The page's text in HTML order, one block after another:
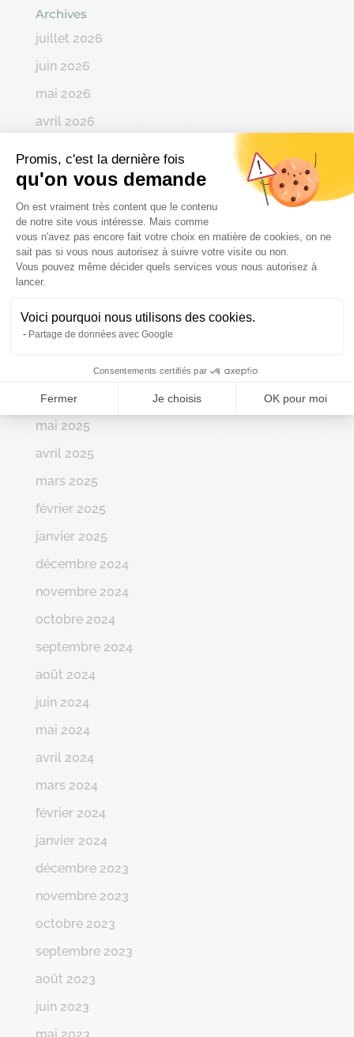
Promis, c'est la dernière fois
qu'on vous demande
Plateforme de Gestion du
On est vraiment très content que le contenu
de notre site vous intéresse. Mais comme
vous n'avez pas encore fait votre choix en matière de cookies, on ne
sait pas si vous nous autorisez à suivre votre visite ou non.
Vous pouvez même décider quels services vous nous autorisez à
lancer.
Voici pourquoi nous utilisons des cookies.
Partage de données avec Google
Consentements certifiés par
Fermer Je choisis OK pour moi
Axeptio consent
Archives
juillet 2026
juin 2026
mai 2026
avril 2026
février 2026
janvier 2026
décembre 2025
novembre 2025
octobre 2025
septembre 2025
août 2025
juillet 2025
juin 2025
mai 2025
avril 2025
mars 2025
février 2025
janvier 2025
décembre 2024
novembre 2024
octobre 2024
septembre 2024
août 2024
juin 2024
mai 2024
avril 2024
mars 2024
février 2024
janvier 2024
décembre 2023
novembre 2023
octobre 2023
septembre 2023
août 2023
juin 2023